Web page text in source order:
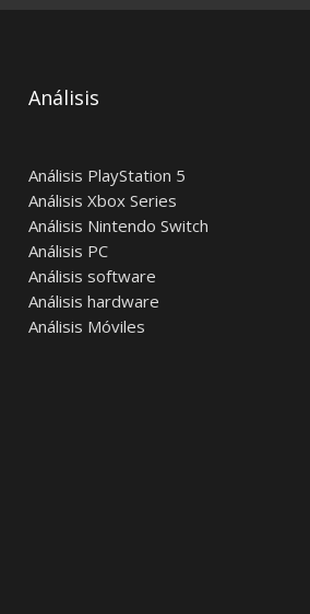
Análisis
Análisis PlayStation 5
Análisis Xbox Series
Análisis Nintendo Switch
Análisis PC
Análisis software
Análisis hardware
Análisis Móviles